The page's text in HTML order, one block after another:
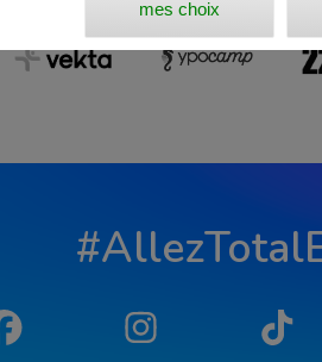
Facebook Instagram Tiktok
mes choix